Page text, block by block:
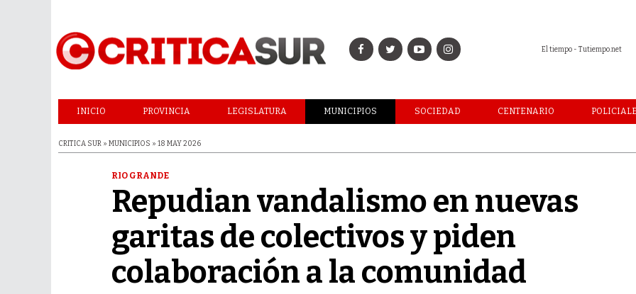
El tiempo - Tutiempo.net
INICIO PROVINCIA LEGISLATURA MUNICIPIOS SOCIEDAD CENTENARIO
CRITICA SUR » MUNICIPIOS » 18 MAY 2026
RIO GRANDE
Repudian vandalismo en nuevas
garitas de colectivos y piden
colaboración a la comunidad